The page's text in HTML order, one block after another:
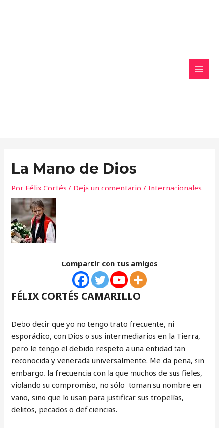
La Mano de Dios
Por Félix Cortés/ Deja un comentario /Internacionales
Compartir con tus amigos
FÉLIX CORTÉS CAMARILLO
Debo decir que yo no tengo trato frecuente, ni
esporádico, con Dios o sus intermediarios en la Tierra,
pero le tengo el debido respeto a una entidad tan
reconocida y venerada universalmente. Me da pena, sin
embargo, la frecuencia con la que muchos de sus fieles,
violando su compromiso, no sólo toman su nombre en
vano, sino que lo usan para justificar sus tropelías,
delitos, pecados o deficiencias.